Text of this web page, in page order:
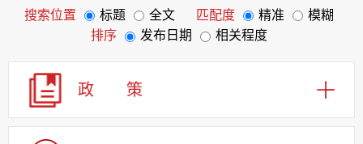
搜索位置 标题 全文 匹配度 精准
模糊
排序
发布日期 相关程度
政 策